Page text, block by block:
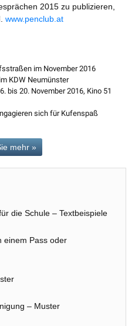
2015 zu publizieren,
www.penclub.at
im November 2016
KDW Neumünster
bis 20. November 2016, Kino 51
sich für Kufenspaß
mehr »
die Schule – Textbeispiele
einem Pass oder
– Muster